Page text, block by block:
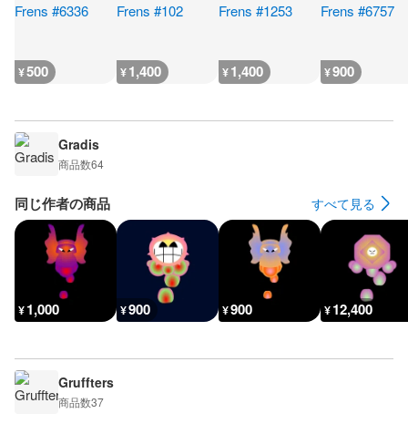
¥500 ¥1,400 ¥1,400 ¥900
Gradis
商品数64
同じ作者の商品 すべて見る
¥1,000 ¥900 ¥900 ¥12,400
Gruffters
商品数37